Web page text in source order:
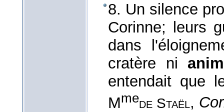
8. Un silence
Corinne; leurs
dans
cratère ni
entendait que
Mmede Staël,